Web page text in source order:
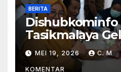
BERITA
Tasikmalaya
Pemeriksaan
Para Pegawai
MEI 19, 2026 C. M
KOMENTAR